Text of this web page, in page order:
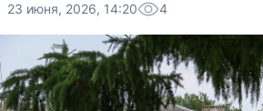
23 июня, 2026, 14:20 4